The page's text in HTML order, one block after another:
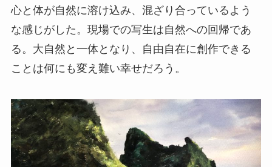
心と体が自然に溶け込み、混ざり合っているよう
な感じがした。現場での写生は自然への回帰であ
る。大自然と一体となり、自由自在に創作できる
ことは何にも変え難い幸せだろう。